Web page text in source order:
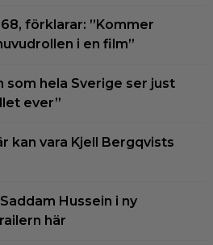
förklarar: ”Kommer
i en film”
som hela Sverige ser just
ever”
kan vara Kjell Bergqvists
Hussein i ny
här